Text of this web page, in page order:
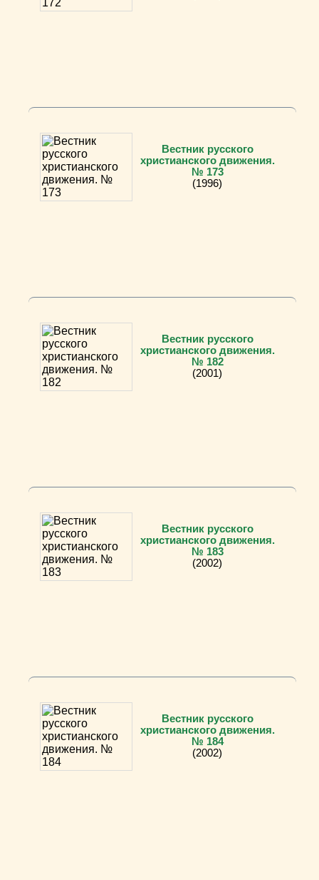
Вестник русского
христианского движения.
№ 173
(1996)
Вестник русского
христианского движения.
№ 182
(2001)
Вестник русского
христианского движения.
№ 183
(2002)
Вестник русского
христианского движения.
№ 184
(2002)